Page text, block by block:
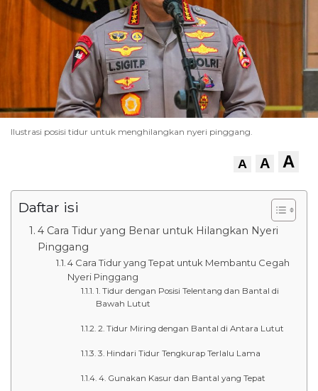
Ilustrasi posisi tidur untuk menghilangkan nyeri pinggang.
A A A
Daftar isi
4 Cara Tidur yang Benar untuk Hilangkan Nyeri
Pinggang
4 Cara Tidur yang Tepat untuk Membantu Cegah
Nyeri Pinggang
1. Tidur dengan Posisi Telentang dan Bantal di
Bawah Lutut
2. Tidur Miring dengan Bantal di Antara Lutut
3. Hindari Tidur Tengkurap Terlalu Lama
4. Gunakan Kasur dan Bantal yang Tepat